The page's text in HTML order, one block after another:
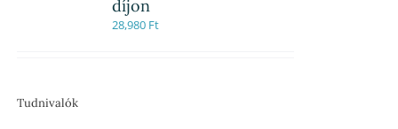
díjon
28,980 Ft
Tudnivalók